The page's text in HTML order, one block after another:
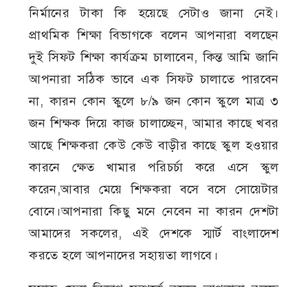
নির্মানের টাকা কি হয়েছে সেটাও জানা নেই।
প্রাথমিক শিক্ষা বিভাগকে বলেন আপনারা বলছেন
দুই সিফট শিক্ষা কার্যক্রম চালাবেন, কিন্ত আমি জানি
আপনারা সঠিক ভাবে এক সিফট চালাতে পারবেন
না, কারন কোন স্কুলে ৮/৯ জন কোন স্কুলে মাত্র ৩
জন শিক্ষক দিয়ে কাজ চালাচ্ছেন, আমার কাছে খবর
আছে শিক্ষকরা কেউ কেউ বাড়ীর কাছে স্কুল হওয়ার
কারনে ক্ষেত খামার পরিচর্চা করে এসে স্কুল
করেন,আবার মেয়ে শিক্ষকরা বসে বসে সোয়েটার
বোনে।আপনারা কিছু মনে নেবেন না কারন দেশটা
আমাদের সকলের, এই দেশকে স্মার্ট বাংলাদেশ
করতে হলে আপনাদের সহায়তা লাগবে।